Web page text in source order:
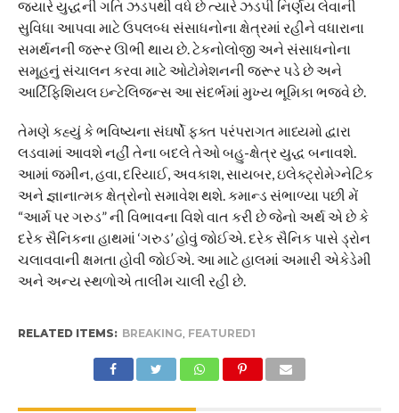
જ્યારે યુદ્ધની ગતિ ઝડપથી વધે છે ત્યારે ઝડપી નિર્ણય લેવાની
સુવિધા આપવા માટે ઉપલબ્ધ સંસાધનોના ક્ષેત્રમાં રહીને વધારાના
સમર્થનની જરૂર ઊભી થાય છે. ટેકનોલોજી અને સંસાધનોના
સમૂહનું સંચાલન કરવા માટે ઓટોમેશનની જરૂર પડે છે અને
આર્ટિફિશિયલ ઇન્ટેલિજન્સ આ સંદર્ભમાં મુખ્ય ભૂમિકા ભજવે છે.
તેમણે કહ્યું કે ભવિષ્યના સંઘર્ષો ફક્ત પરંપરાગત માધ્યમો દ્વારા
લડવામાં આવશે નહીં તેના બદલે તેઓ બહુ-ક્ષેત્ર યુદ્ધ બનાવશે.
આમાં જમીન, હવા, દરિયાઈ, અવકાશ, સાયબર, ઇલેક્ટ્રોમેગ્નેટિક
અને જ્ઞાનાત્મક ક્ષેત્રોનો સમાવેશ થશે. કમાન્ડ સંભાળ્યા પછી મેં
“આર્મ પર ગરુડ” ની વિભાવના વિશે વાત કરી છે જેનો અર્થ એ છે કે
દરેક સૈનિકના હાથમાં ‘ગરુડ’ હોવું જોઈએ. દરેક સૈનિક પાસે ડ્રોન
ચલાવવાની ક્ષમતા હોવી જોઈએ. આ માટે હાલમાં અમારી એકેડેમી
અને અન્ય સ્થળોએ તાલીમ ચાલી રહી છે.
RELATED ITEMS: BREAKING, FEATURED1